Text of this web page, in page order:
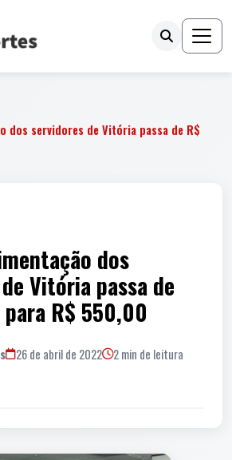
dos servidores de Vitória passa de R$
dos
Vitória passa de
R$ 550,00
26 de abril de 2022
2 min de leitura